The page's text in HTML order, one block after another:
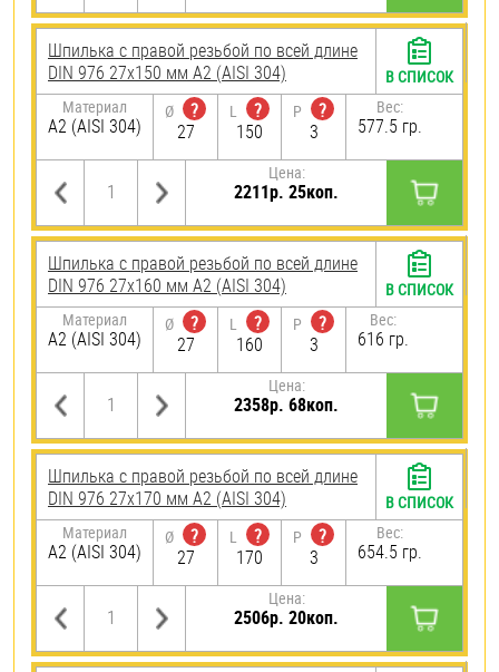
Шпилька с правой резьбой по всей длине
DIN 976 27х150 мм А2 (AISI 304)
Материал
А2 (AISI 304)
Ø
?
27
L
?
150
P
?
3
Вес:
577.5 гр.
Цена:
2211р. 25коп.
В СПИСОК
Шпилька с правой резьбой по всей длине
DIN 976 27х160 мм А2 (AISI 304)
Материал
А2 (AISI 304)
Ø
?
27
L
?
160
P
?
3
Вес:
616 гр.
Цена:
2358р. 68коп.
В СПИСОК
Шпилька с правой резьбой по всей длине
DIN 976 27х170 мм А2 (AISI 304)
Материал
А2 (AISI 304)
Ø
?
27
L
?
170
P
?
3
Вес:
654.5 гр.
Цена:
2506р. 20коп.
В СПИСОК